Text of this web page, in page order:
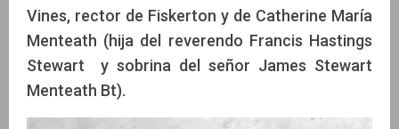
Vines, rector de Fiskerton y de Catherine María
Menteath (hija del reverendo Francis Hastings
Stewart y sobrina del señor James Stewart
Menteath Bt).